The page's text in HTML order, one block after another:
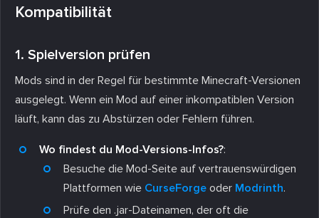
Kompatibilität
1. Spielversion prüfen
Mods sind in der Regel für bestimmte Minecraft-Versionen
ausgelegt. Wenn ein Mod auf einer inkompatiblen Version
läuft, kann das zu Abstürzen oder Fehlern führen.
Wo findest du Mod-Versions-Infos?:
Besuche die Mod-Seite auf vertrauenswürdigen
Plattformen wie CurseForge oder Modrinth.
Prüfe den .jar-Dateinamen, der oft die